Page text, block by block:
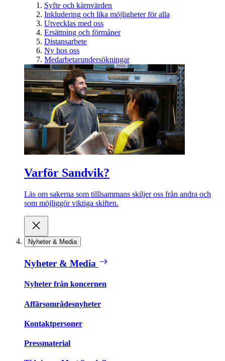
Syfte och kärnvärden
Inkludering och lika möjligheter för alla
Utvecklas med oss
Ersättning och förmåner
Distansarbete
Ny hos oss
Medarbetarundersökningar
Varför Sandvik?
Läs om sakerna som tilllsammans skiljer oss från andra och
som möjliggör viktiga skiften.
Nyheter & Media
Nyheter & Media
Nyheter från koncernen
Affärsområdesnyheter
Kontaktpersoner
Pressmaterial